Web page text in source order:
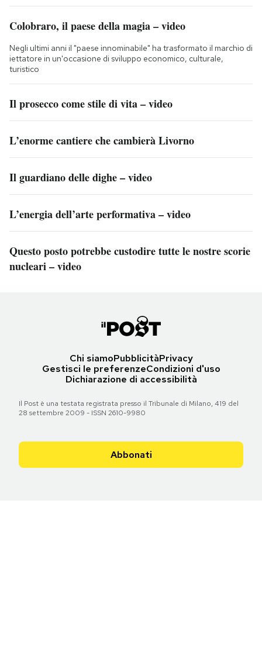
Colobraro, il paese della magia – video
Negli ultimi anni il "paese innominabile" ha trasformato il marchio di
iettatore in un'occasione di sviluppo economico, culturale,
turistico
Il prosecco come stile di vita – video
L’enorme cantiere che cambierà Livorno
Il guardiano delle dighe – video
L’energia dell’arte performativa – video
Questo posto potrebbe custodire tutte le nostre scorie
nucleari – video
Chi siamoPubblicitàPrivacy
Gestisci le preferenzeCondizioni d'uso
Dichiarazione di accessibilità
Il Post è una testata registrata presso il Tribunale di Milano, 419 del
28 settembre 2009 - ISSN 2610-9980
Abbonati